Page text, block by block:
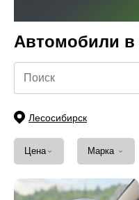
Автомобили в
Лесосибирск
Цена ⌄ Марка ⌄